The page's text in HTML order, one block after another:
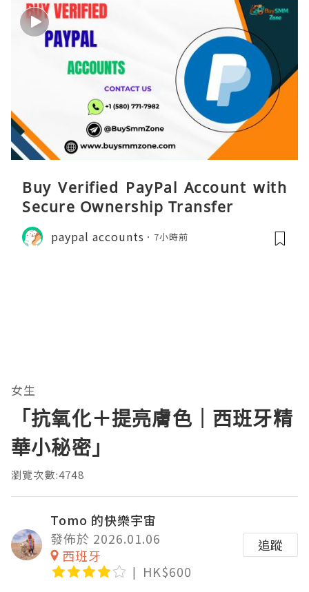
Buy Verified PayPal Account with
Secure Ownership Transfer
paypal accounts 7小時前
女生
「抗氧化＋提亮膚色｜西班牙精
華小秘密」
瀏覽次數:4748
Tomo 的快樂宇宙
發佈於 2026.01.06
西班牙
HK$600
追蹤